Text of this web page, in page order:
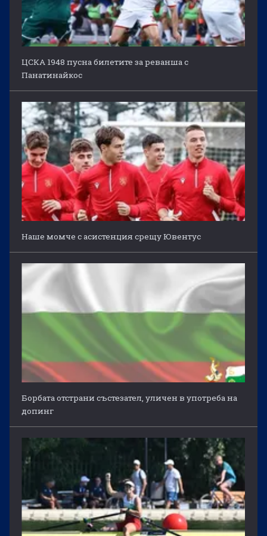
ЦСКА 1948 пусна билетите за реванша с
Панатинайкос
Наше момче с асистенция срещу Ювентус
Борбата отстрани състезател, уличен в употреба на
допинг